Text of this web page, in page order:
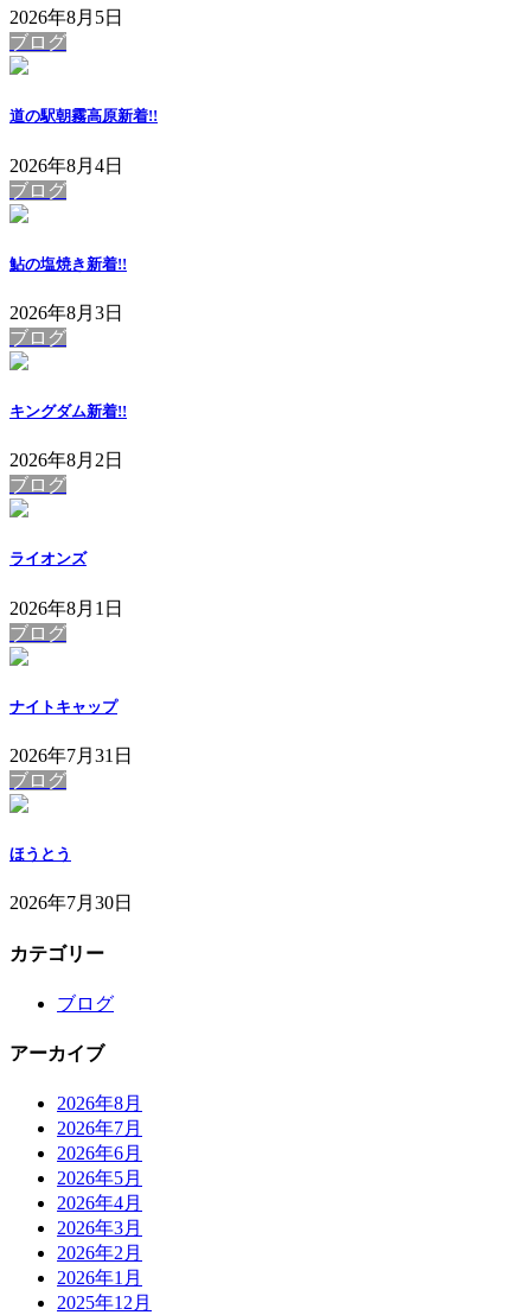
2026年8月5日
ブログ
道の駅朝霧高原新着!!
2026年8月4日
ブログ
鮎の塩焼き新着!!
2026年8月3日
ブログ
キングダム新着!!
2026年8月2日
ブログ
ライオンズ
2026年8月1日
ブログ
ナイトキャップ
2026年7月31日
ブログ
ほうとう
2026年7月30日
カテゴリー
ブログ
アーカイブ
2026年8月
2026年7月
2026年6月
2026年5月
2026年4月
2026年3月
2026年2月
2026年1月
2025年12月